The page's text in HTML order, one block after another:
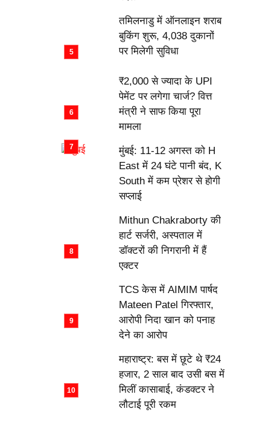
तमिलनाडु में ऑनलाइन शराब
बुकिंग शुरू, 4,038 दुकानों
पर मिलेगी सुविधा
₹2,000 से ज्यादा के UPI
पेमेंट पर लगेगा चार्ज? वित्त
मंत्री ने साफ किया पूरा
मामला
मुंबई: 11-12 अगस्त को H
East में 24 घंटे पानी बंद, K
South में कम प्रेशर से होगी
सप्लाई
Mithun Chakraborty की
हार्ट सर्जरी, अस्पताल में
डॉक्टरों की निगरानी में हैं
एक्टर
TCS केस में AIMIM पार्षद
Mateen Patel गिरफ्तार,
आरोपी निदा खान को पनाह
देने का आरोप
महाराष्ट्र: बस में छूटे थे ₹24
हजार, 2 साल बाद उसी बस में
मिलीं कासाबाई, कंडक्टर ने
लौटाई पूरी रकम